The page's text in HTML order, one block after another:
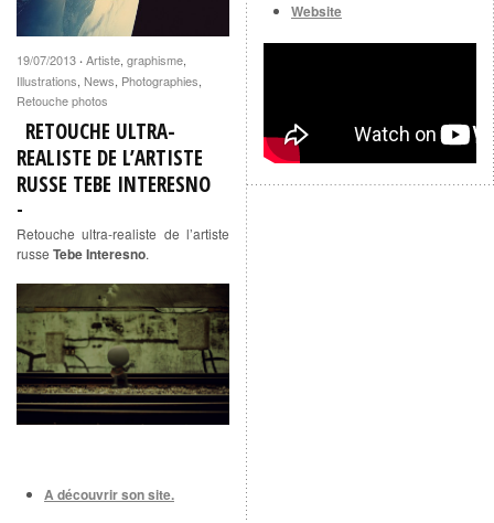
Website
19/07/2013 · Artiste, graphisme,
Illustrations, News, Photographies,
Retouche photos
RETOUCHE ULTRA-
REALISTE DE L’ARTISTE
RUSSE TEBE INTERESNO
Retouche ultra-realiste de l’artiste
russe Tebe Interesno.
A découvrir son site.